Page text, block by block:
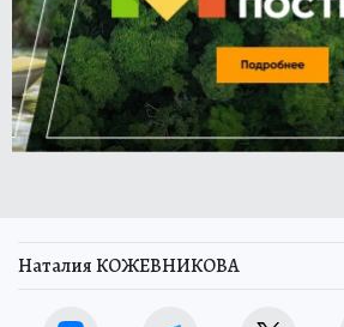
Наталия КОЖЕВНИКОВА